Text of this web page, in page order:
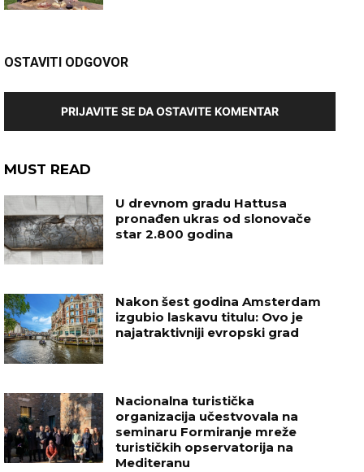
OSTAVITI ODGOVOR
PRIJAVITE SE DA OSTAVITE KOMENTAR
MUST READ
U drevnom gradu Hattusa
pronađen ukras od slonovače
star 2.800 godina
Nakon šest godina Amsterdam
izgubio laskavu titulu: Ovo je
najatraktivniji evropski grad
Nacionalna turistička
organizacija učestvovala na
seminaru Formiranje mreže
turističkih opservatorija na
Mediteranu